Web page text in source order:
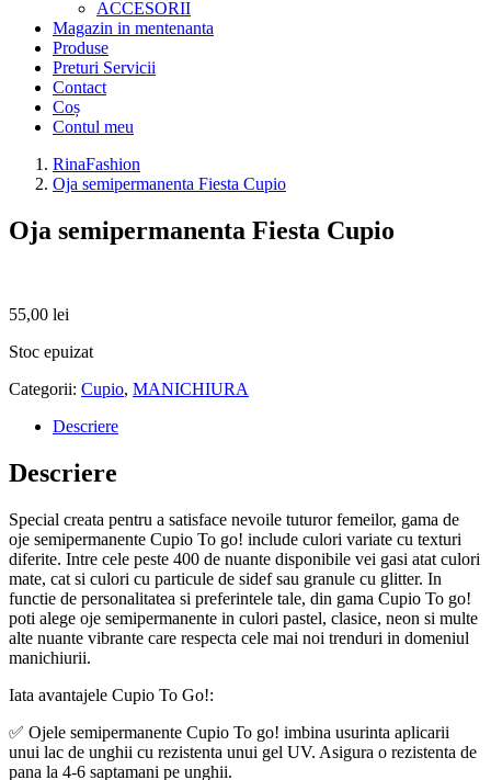
ACCESORII
Magazin in mentenanta
Produse
Preturi Servicii
Contact
Coș
Contul meu
RinaFashion
Oja semipermanenta Fiesta Cupio
Oja semipermanenta Fiesta Cupio
55,00 lei
Stoc epuizat
Categorii: Cupio, MANICHIURA
Descriere
Descriere
Special creata pentru a satisface nevoile tuturor femeilor, gama de
oje semipermanente Cupio To go! include culori variate cu texturi
diferite. Intre cele peste 400 de nuante disponibile vei gasi atat culori
mate, cat si culori cu particule de sidef sau granule cu glitter. In
functie de personalitatea si preferintele tale, din gama Cupio To go!
poti alege oje semipermanente in culori pastel, clasice, neon si multe
alte nuante vibrante care respecta cele mai noi trenduri in domeniul
manichiurii.
Iata avantajele Cupio To Go!:
✅ Ojele semipermanente Cupio To go! imbina usurinta aplicarii
unui lac de unghii cu rezistenta unui gel UV. Asigura o rezistenta de
pana la 4-6 saptamani pe unghii.